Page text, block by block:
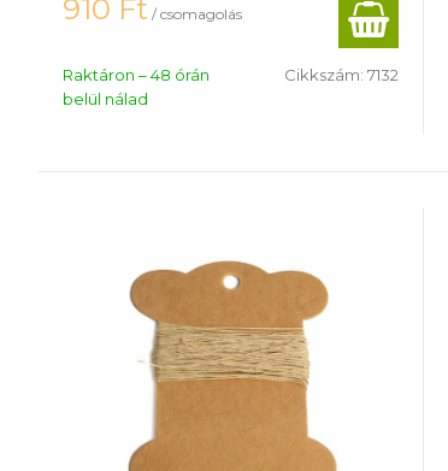
910 Ft / csomagolás
Raktáron – 48 órán
belül nálad
Cikkszám: 7132